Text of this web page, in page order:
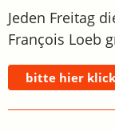
Jeden Freitag
François Loeb